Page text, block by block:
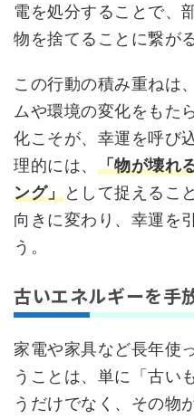
電を処分することで、
物を捨てることに繋が
この行動の積み重ねは
ムや環境の変化をもた
化こそが、幸運を呼び
理的には、 「物が壊れ
ング」として捉えるこ
向きに変わり、幸運を
う。
古いエネルギーを手
家電や家具など長年使
うことは、単に「古い
うだけでなく、その物